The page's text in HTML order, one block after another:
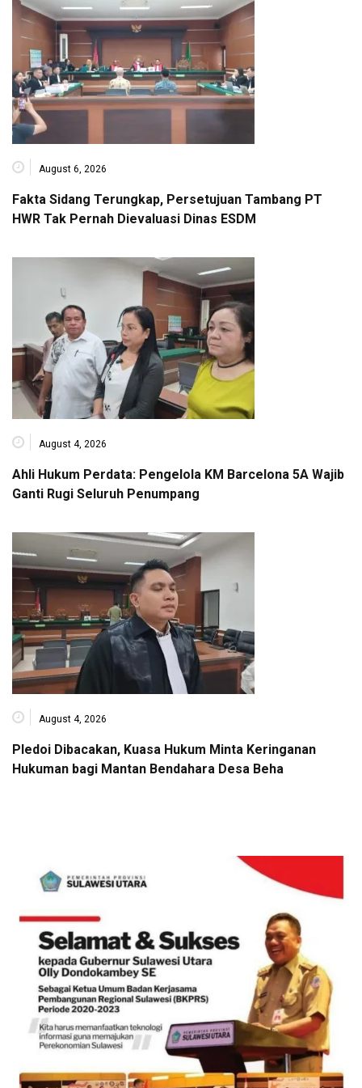
August 6, 2026
Fakta Sidang Terungkap, Persetujuan Tambang PT
HWR Tak Pernah Dievaluasi Dinas ESDM
August 4, 2026
Ahli Hukum Perdata: Pengelola KM Barcelona 5A Wajib
Ganti Rugi Seluruh Penumpang
August 4, 2026
Pledoi Dibacakan, Kuasa Hukum Minta Keringanan
Hukuman bagi Mantan Bendahara Desa Beha